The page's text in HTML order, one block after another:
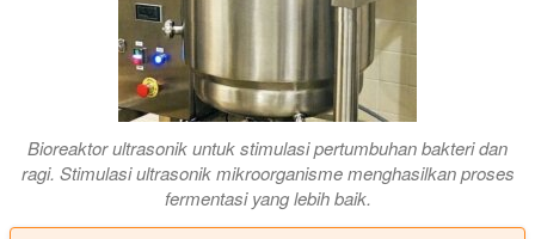
Bioreaktor ultrasonik untuk stimulasi pertumbuhan bakteri dan
ragi. Stimulasi ultrasonik mikroorganisme menghasilkan proses
fermentasi yang lebih baik.